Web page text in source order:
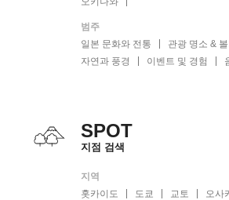
범주
일본 문화와 전통
관광 명소 &
자연과 풍경
이벤트 및 경험
SPOT
지점 검색
지역
홋카이도
도쿄 교토 오사